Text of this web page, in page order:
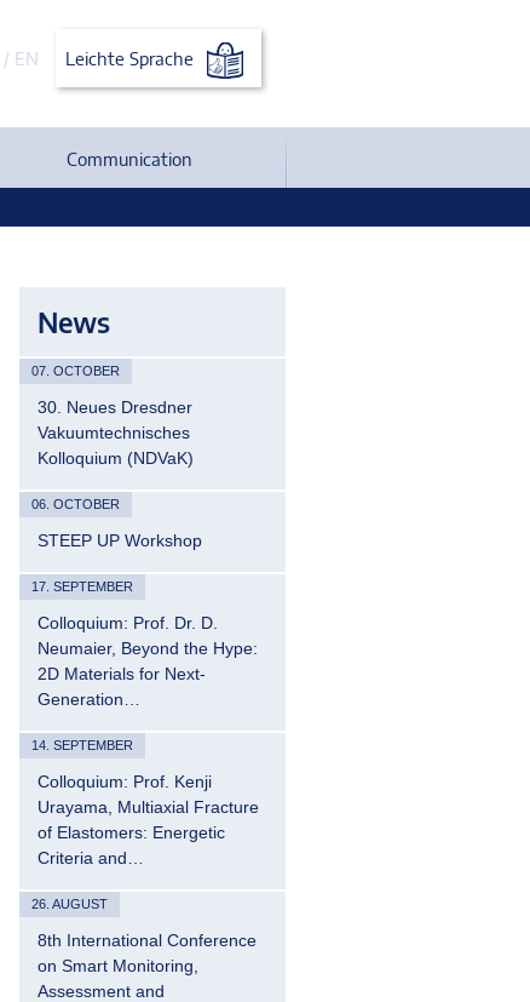
/ EN Leichte Sprache
Communication
News
07. OCTOBER
30. Neues Dresdner
Vakuumtechnisches
Kolloquium (NDVaK)
06. OCTOBER
STEEP UP Workshop
17. SEPTEMBER
Colloquium: Prof. Dr. D.
Neumaier, Beyond the Hype:
2D Materials for Next-
Generation…
14. SEPTEMBER
Colloquium: Prof. Kenji
Urayama, Multiaxial Fracture
of Elastomers: Energetic
Criteria and…
26. AUGUST
8th International Conference
on Smart Monitoring,
Assessment and